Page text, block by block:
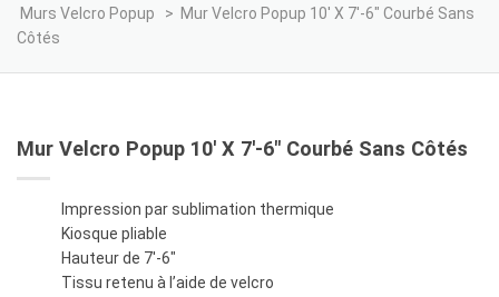
Murs Velcro Popup
> Mur Velcro Popup 10′ X 7′-6″ Courbé Sans
Côtés
Mur Velcro Popup 10′ X 7′-6″ Courbé Sans Côtés
Impression par sublimation thermique
Kiosque pliable
Hauteur de 7′-6″
Tissu retenu à l’aide de velcro